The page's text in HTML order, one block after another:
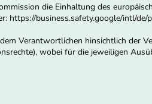
die Einhaltung des
https://business.safety.google/intl/de/
Verantwortlichen hinsichtlich der
wobei für die jeweiligen